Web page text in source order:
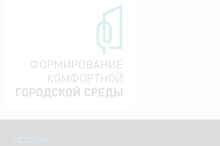
УСЛУГИ